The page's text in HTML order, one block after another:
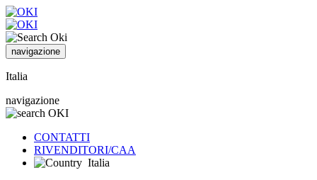
navigazione
Italia
navigazione
CONTATTI
RIVENDITORI/CAA
Italia